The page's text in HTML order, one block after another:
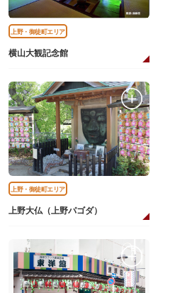
上野・御徒町エリア
横山大観記念館
上野・御徒町エリア
上野大仏（上野パゴダ）